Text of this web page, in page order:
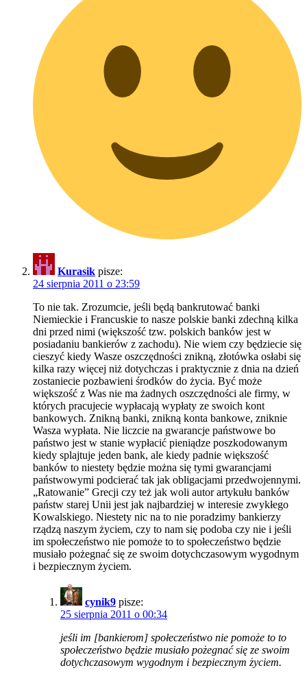
Kurasik pisze:
24 sierpnia 2011 o 23:59
To nie tak. Zrozumcie, jeśli będą bankrutować banki
Niemieckie i Francuskie to nasze polskie banki zdechną kilka
dni przed nimi (większość tzw. polskich banków jest w
posiadaniu bankierów z zachodu). Nie wiem czy będziecie się
cieszyć kiedy Wasze oszczędności znikną, złotówka osłabi się
kilka razy więcej niż dotychczas i praktycznie z dnia na dzień
zostaniecie pozbawieni środków do życia. Być może
większość z Was nie ma żadnych oszczędności ale firmy, w
których pracujecie wypłacają wypłaty ze swoich kont
bankowych. Znikną banki, znikną konta bankowe, zniknie
Wasza wypłata. Nie liczcie na gwarancje państwowe bo
państwo jest w stanie wypłacić pieniądze poszkodowanym
kiedy splajtuje jeden bank, ale kiedy padnie większość
banków to niestety będzie można się tymi gwarancjami
państwowymi podcierać tak jak obligacjami przedwojennymi.
„Ratowanie” Grecji czy też jak woli autor artykułu banków
państw starej Unii jest jak najbardziej w interesie zwykłego
Kowalskiego. Niestety nic na to nie poradzimy bankierzy
rządzą naszym życiem, czy to nam się podoba czy nie i jeśli
im społeczeństwo nie pomoże to to społeczeństwo będzie
musiało pożegnać się ze swoim dotychczasowym wygodnym
i bezpiecznym życiem.
cynik9 pisze:
25 sierpnia 2011 o 00:34
jeśli im [bankierom] społeczeństwo nie pomoże to to
społeczeństwo będzie musiało pożegnać się ze swoim
dotychczasowym wygodnym i bezpiecznym życiem.